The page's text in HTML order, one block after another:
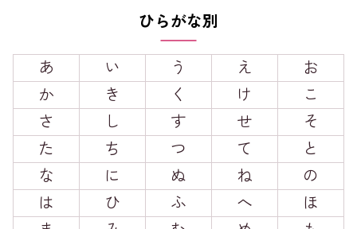
ひらがな別
あ い う え
お
か
き く け
こ
さ
し す せ
そ
た
ち つ て
と
な
に ぬ ね
の
は
ひ ふ へ
ほ